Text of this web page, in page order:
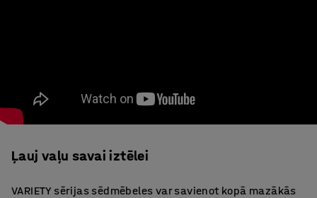
Ļauj vaļu savai iztēlei
VARIETY sērijas sēdmēbeles var savienot kopā mazākās